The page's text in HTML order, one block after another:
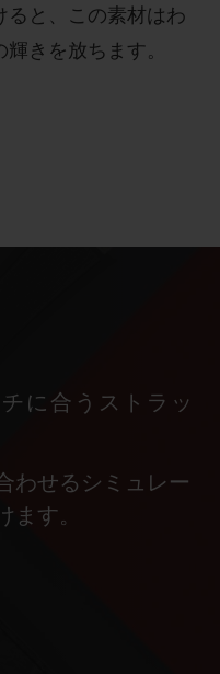
ると、この素材はわ
きを放ちます。
に合うストラッ
わせるシミュレー
ます。